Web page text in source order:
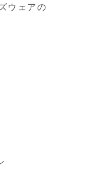
ウェアの